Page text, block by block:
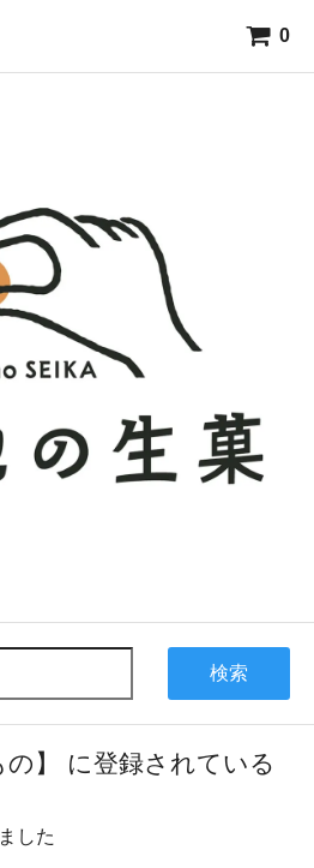
0
検索
の】 に登録されている
した